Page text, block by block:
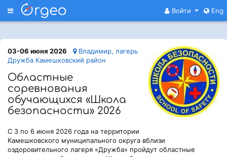
Меню Войти Eng
03-06 июня 2026
Владимир, лагерь
Дружба Камешковский район
Областные
соревнования
обучающихся «Школа
безопасности» 2026
С 3 по 6 июня 2026 года на территории
Камешковского муниципального округа вблизи
оздоровительного лагеря «Дружба» пройдут областные